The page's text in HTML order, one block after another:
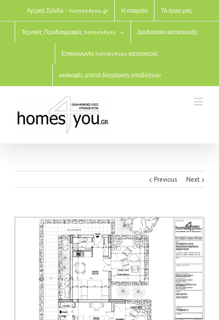
Αρχική Σελίδα – homes4you.gr Η εταιρεία Τά έργα μας
Τεχνικές Προδιαγραφές homes4you Διαδικασία κατασκευής
Επικοινωνία homes4you κατασκευές
εκσκαφές μπετά διαχείριση αποβλήτων
Previous Next